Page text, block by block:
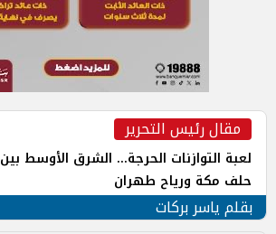
مقال رئيس التحرير
لعبة التوازنات الحرجة... الشرق الأوسط بين
حلف مكة ورياح طهران
بقلم ياسر بركات